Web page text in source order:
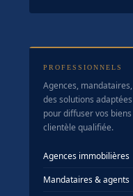
PROFESSIONNELS
Agences,
des solutions
pour diffuser vos biens
clientèle qualifiée.
Agences immobilières
Mandataires & agents